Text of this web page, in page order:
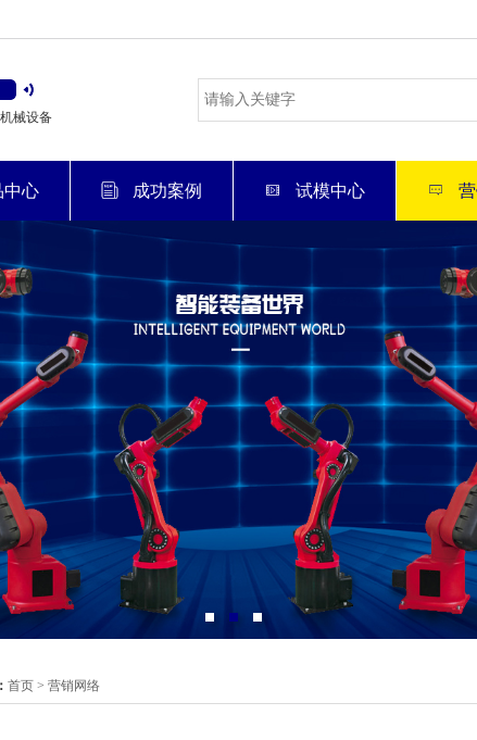
械设备
中心 成功案例 试模中心
首页> 营销网络